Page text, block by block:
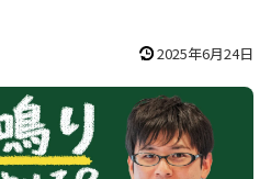
2025年6月24日